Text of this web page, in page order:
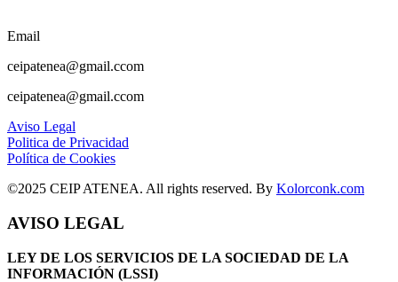
Email
ceipatenea@gmail.ccom
ceipatenea@gmail.ccom
Aviso Legal
Politica de Privacidad
Política de Cookies
©2025 CEIP ATENEA. All rights reserved. By Kolorconk.com
AVISO LEGAL
LEY DE LOS SERVICIOS DE LA SOCIEDAD DE LA
INFORMACIÓN (LSSI)